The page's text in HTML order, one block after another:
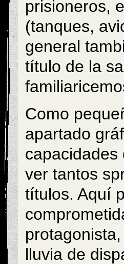
prisioneros,
(tanques,
general
título de la
Como
apartado
capacidades
ver tantos
títulos. Aquí
lluvia de